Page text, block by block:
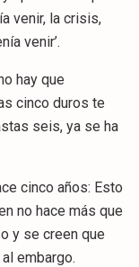
venir, la crisis,
venir’.
hay que
cinco duros te
seis, ya se ha
cinco años: Esto
no hace más que
y se creen que
embargo.